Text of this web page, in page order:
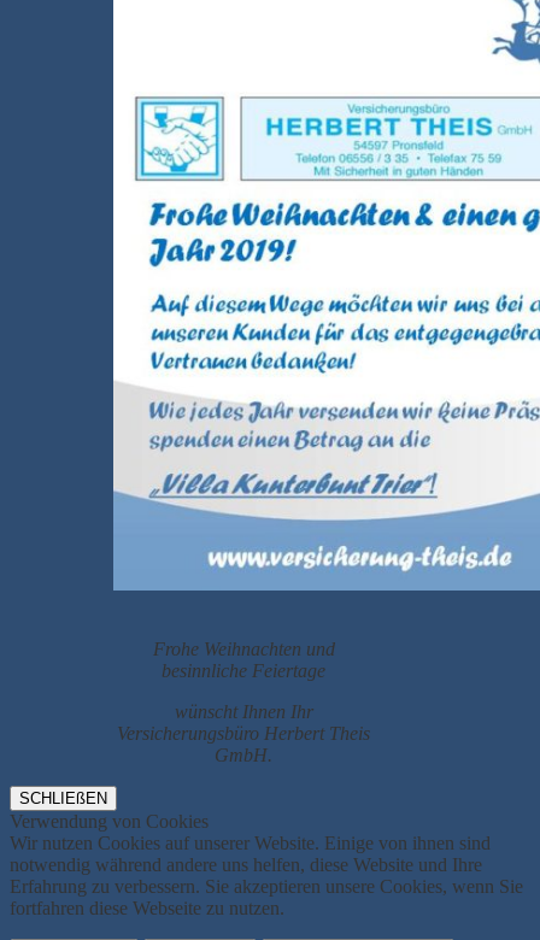
Frohe Weihnachten und
besinnliche Feiertage
wünscht Ihnen Ihr
Versicherungsbüro Herbert Theis
GmbH.
SCHLIEßEN
Verwendung von Cookies
Wir nutzen Cookies auf unserer Website. Einige von ihnen sind
notwendig während andere uns helfen, diese Website und Ihre
Erfahrung zu verbessern. Sie akzeptieren unsere Cookies, wenn Sie
fortfahren diese Webseite zu nutzen.